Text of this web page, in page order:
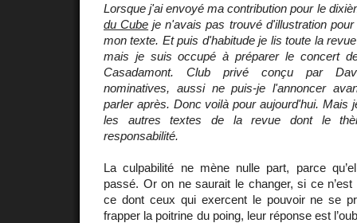
Lorsque j'ai envoyé ma contribution pour le
du Cube je n'avais pas trouvé d'illustration
mon texte. Et puis d'habitude je lis toute la
mais je suis occupé à préparer le concert
Casadamont. Club privé conçu par
nominatives, aussi ne puis-je l'annoncer
parler après. Donc voilà pour aujourd'hui. Mais
les autres textes de la revue dont le
responsabilité.
La culpabilité ne mène nulle part, parce
passé. Or on ne saurait le changer, si ce n’est
ce dont ceux qui exercent le pouvoir ne se
frapper la poitrine du poing, leur réponse est